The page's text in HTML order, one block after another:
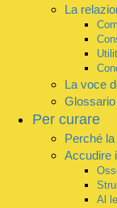
La
La voce
Glossario
Per curare
Perché
Accudire
Al